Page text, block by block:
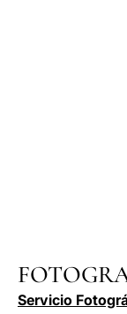
Servicio